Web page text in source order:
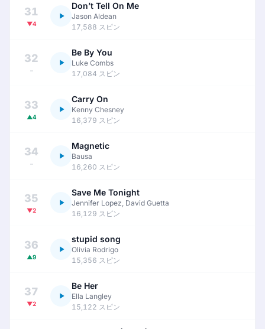
31
▼4
Don’t Tell On Me
Jason Aldean
17,588 スピン
32
–
Be By You
Luke Combs
17,084 スピン
33
▲4
Carry On
Kenny Chesney
16,379 スピン
34
–
Magnetic
Bausa
16,260 スピン
35
▼2
Save Me Tonight
Jennifer Lopez, David Guetta
16,129 スピン
36
▲9
stupid song
Olivia Rodrigo
15,356 スピン
37
▼2
Be Her
Ella Langley
15,122 スピン